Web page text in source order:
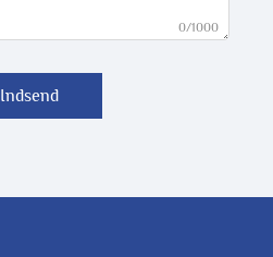
0/1000
Indsend